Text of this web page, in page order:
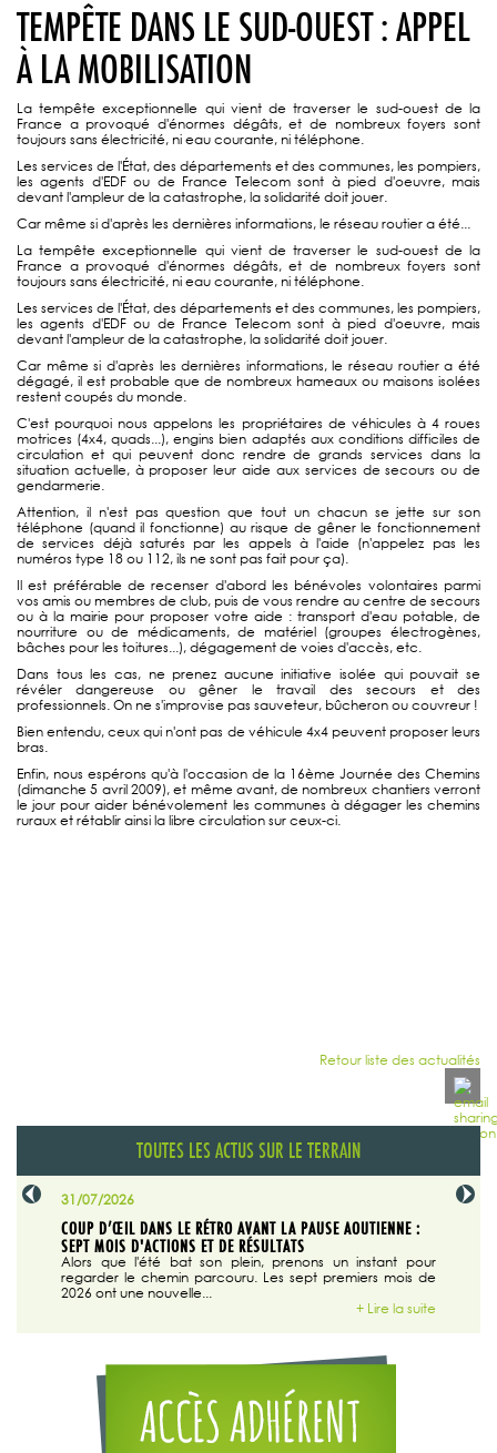
TEMPÊTE DANS LE SUD-OUEST : APPEL
À LA MOBILISATION
La tempête exceptionnelle qui vient de traverser le sud-ouest de la
France a provoqué d'énormes dégâts, et de nombreux foyers sont
toujours sans électricité, ni eau courante, ni téléphone.
Les services de l'État, des départements et des communes, les pompiers,
les agents d'EDF ou de France Telecom sont à pied d'oeuvre, mais
devant l'ampleur de la catastrophe, la solidarité doit jouer.
Car même si d'après les dernières informations, le réseau routier a été...
La tempête exceptionnelle qui vient de traverser le sud-ouest de la
France a provoqué d'énormes dégâts, et de nombreux foyers sont
toujours sans électricité, ni eau courante, ni téléphone.
Les services de l'État, des départements et des communes, les pompiers,
les agents d'EDF ou de France Telecom sont à pied d'oeuvre, mais
devant l'ampleur de la catastrophe, la solidarité doit jouer.
Car même si d'après les dernières informations, le réseau routier a été
dégagé, il est probable que de nombreux hameaux ou maisons isolées
restent coupés du monde.
C'est pourquoi nous appelons les propriétaires de véhicules à 4 roues
motrices (4x4, quads...), engins bien adaptés aux conditions difficiles de
circulation et qui peuvent donc rendre de grands services dans la
situation actuelle, à proposer leur aide aux services de secours ou de
gendarmerie.
Attention, il n'est pas question que tout un chacun se jette sur son
téléphone (quand il fonctionne) au risque de gêner le fonctionnement
de services déjà saturés par les appels à l'aide (n'appelez pas les
numéros type 18 ou 112, ils ne sont pas fait pour ça).
Il est préférable de recenser d'abord les bénévoles volontaires parmi
vos amis ou membres de club, puis de vous rendre au centre de secours
ou à la mairie pour proposer votre aide : transport d'eau potable, de
nourriture ou de médicaments, de matériel (groupes électrogènes,
bâches pour les toitures...), dégagement de voies d'accès, etc.
Dans tous les cas, ne prenez aucune initiative isolée qui pouvait se
révéler dangereuse ou gêner le travail des secours et des
professionnels. On ne s'improvise pas sauveteur, bûcheron ou couvreur !
Bien entendu, ceux qui n'ont pas de véhicule 4x4 peuvent proposer leurs
bras.
Enfin, nous espérons qu'à l'occasion de la 16ème Journée des Chemins
(dimanche 5 avril 2009), et même avant, de nombreux chantiers verront
le jour pour aider bénévolement les communes à dégager les chemins
ruraux et rétablir ainsi la libre circulation sur ceux-ci.
Retour liste des actualités
TOUTES LES ACTUS SUR LE TERRAIN
31/07/2026
COUP D’ŒIL DANS LE RÉTRO AVANT LA PAUSE AOUTIENNE :
SEPT MOIS D'ACTIONS ET DE RÉSULTATS
Alors que l'été bat son plein, prenons un instant pour
regarder le chemin parcouru. Les sept premiers mois de
2026 ont une nouvelle...
+ Lire la suite
29/07/